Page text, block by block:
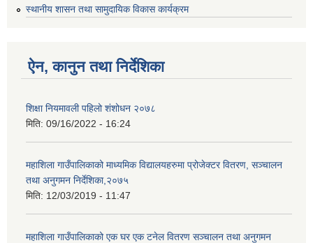
स्थानीय शासन तथा सामुदायिक विकास कार्यक्रम
ऐन, कानुन तथा निर्देशिका
शिक्षा नियमावली पहिलो शंशोधन २०७८
मिति: 09/16/2022 - 16:24
महाशिला गाउँपालिकाको माध्यमिक विद्यालयहरुमा प्रोजेक्टर वितरण, सञ्चालन
तथा अनुगमन निर्देशिका,२०७५
मिति: 12/03/2019 - 11:47
महाशिला गाउँपालिकाको एक घर एक टनेल वितरण सञ्चालन तथा अनुगमन